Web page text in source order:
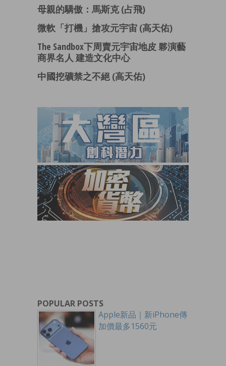
母親的驕傲：馬斯克 (占飛)
微軟「打機」搶攻元宇宙 (高天佑)
The Sandbox下周賣元宇宙地皮 夥演藝
商界名人 建造文化中心
中國挖礦禁之不絕 (高天佑)
POPULAR POSTS
Apple新品｜新iPhone傳
加價最多1560元